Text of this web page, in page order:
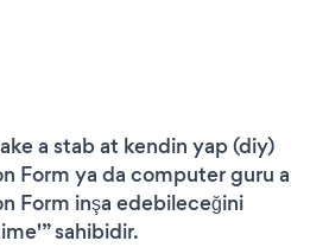
a stab at kendin yap (diy)
Form ya da computer guru a
Form inşa edebileceğini
sahibidir.